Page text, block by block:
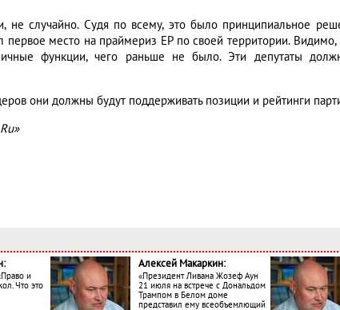
не случайно. Судя по всему, это было принципиальное
первое место на праймериз ЕР по своей территории.
функции, чего раньше не было. Эти депутаты
они должны будут поддерживать позиции и рейтинги
и
Что это
Алексей Макаркин:
«Президент Ливана Жозеф Аун
21 июля на встрече с Дональдом
Трампом в Белом доме
представил ему всеобъемлющий